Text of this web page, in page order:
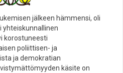
jälkeen hämmensi, oli
yhteiskunnallinen
korostuneesti
poliittisen- ja
ja demokratian
käsite on